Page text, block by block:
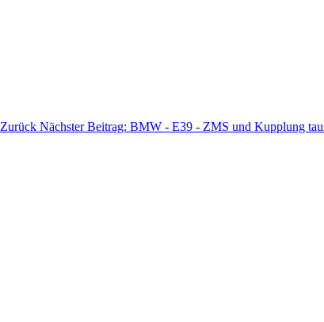
Zurück Nächster Beitrag: BMW - E39 - ZMS und Kupplung